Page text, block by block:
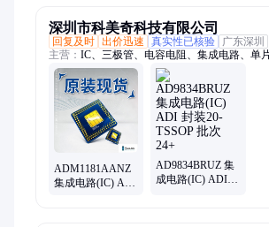
深圳市科美奇科技有限公司
回复及时 出价迅速 真实性已核验
广东深圳
主营： IC、三极管、电容电阻、集成电路、单
片
ADM1181AANZ
集成电路(IC) ADI
AD9834BRUZ 集
成电路(IC) ADI